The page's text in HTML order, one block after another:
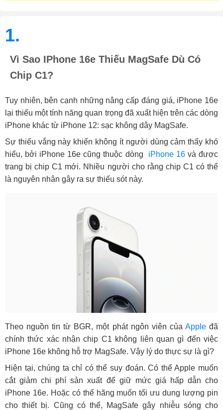
1.
Vì Sao IPhone 16e Thiếu MagSafe Dù Có
Chip C1?
Tuy nhiên, bên cạnh những nâng cấp đáng giá, iPhone 16e
lại thiếu một tính năng quan trọng đã xuất hiện trên các dòng
iPhone khác từ iPhone 12: sạc không dây MagSafe.
Sự thiếu vắng này khiến không ít người dùng cảm thấy khó
hiểu, bởi iPhone 16e cũng thuộc dòng
iPhone 16và được
trang bị chip C1 mới. Nhiều người cho rằng chip C1 có thể
là nguyên nhân gây ra sự thiếu sót này.
Theo nguồn tin từ BGR, một phát ngôn viên của Appleđã
chính thức xác nhận chip C1 không liên quan gì đến việc
iPhone 16e không hỗ trợ MagSafe. Vậy lý do thực sự là gì?
Hiện tại, chúng ta chỉ có thể suy đoán. Có thể Apple muốn
cắt giảm chi phí sản xuất để giữ mức giá hấp dẫn cho
iPhone 16e. Hoặc có thể hãng muốn tối ưu dung lượng pin
cho thiết bị. Cũng có thể, MagSafe gây nhiễu sóng cho